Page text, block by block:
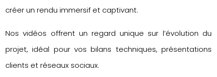
créer un rendu immersif et captivant.
Nos vidéos offrent un regard unique sur l’évolution du
projet, idéal pour vos bilans techniques, présentations
clients et réseaux sociaux.